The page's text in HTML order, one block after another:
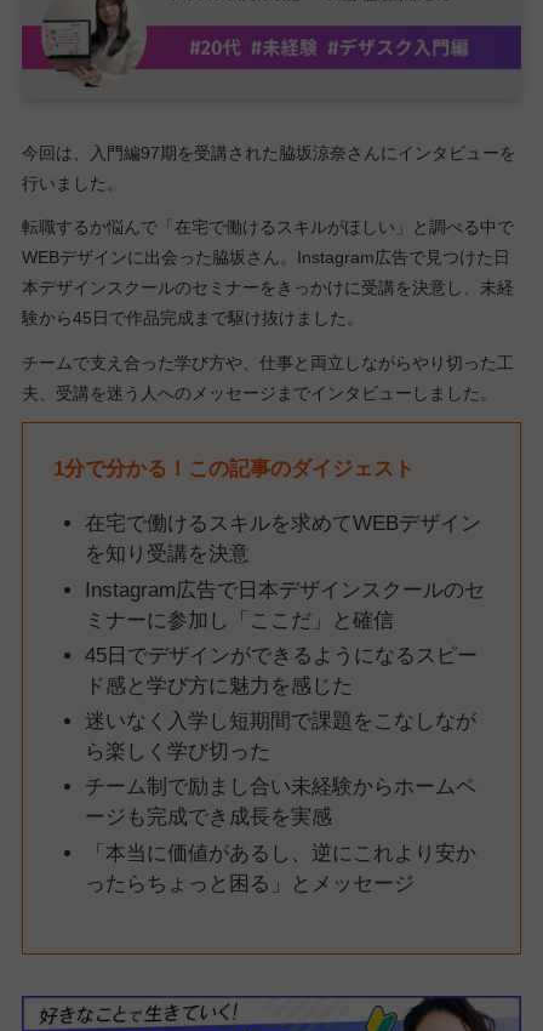
今回は、入門編97期を受講された脇坂涼奈さんにインタビューを
行いました。
転職するか悩んで「在宅で働けるスキルがほしい」と調べる中で
WEBデザインに出会った脇坂さん。Instagram広告で見つけた日
本デザインスクールのセミナーをきっかけに受講を決意し、未経
験から45日で作品完成まで駆け抜けました。
チームで支え合った学び方や、仕事と両立しながらやり切った工
夫、受講を迷う人へのメッセージまでインタビューしました。
1分で分かる！この記事のダイジェスト
在宅で働けるスキルを求めてWEBデザイン
を知り受講を決意
Instagram広告で日本デザインスクールのセ
ミナーに参加し「ここだ」と確信
45日でデザインができるようになるスピー
ド感と学び方に魅力を感じた
迷いなく入学し短期間で課題をこなしなが
ら楽しく学び切った
チーム制で励まし合い未経験からホームペ
ージも完成でき成長を実感
「本当に価値があるし、逆にこれより安か
ったらちょっと困る」とメッセージ